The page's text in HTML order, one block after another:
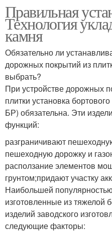
Правильная
Технология
камня
Обязательно ли
дорожных покрытий из
выбрать?
При устройстве дорожных
плитки установка
БР) обязательна. Эти
функций:
разграничивают
пешеходную дорожку и
расползание элементов
грунтом;придают участку
Наибольшей
изготовленные из тяжелой
изделий заводского
следующие факторы: